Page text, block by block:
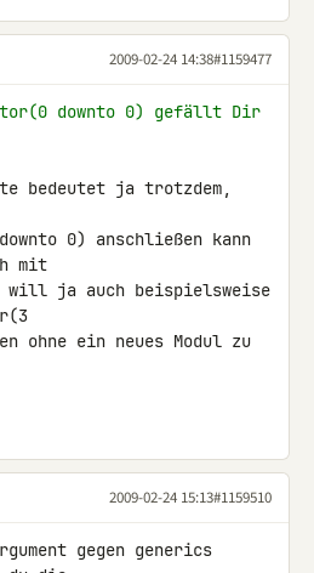
2009-02-24 14:38#1159477
downto 0) gefällt Dir
bedeutet ja trotzdem,
0) anschließen kann
mit
ja auch beispielsweise
ohne ein neues Modul zu
2009-02-24 15:13#1159510
gegen generics